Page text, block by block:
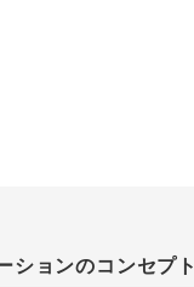
ションのコンセプト